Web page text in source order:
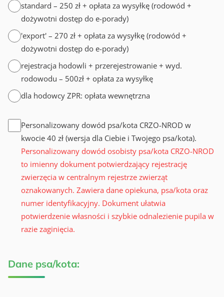
standard – 250 zł + opłata za wysyłkę (rodowód +
dożywotni dostęp do e-porady)
'export' – 270 zł + opłata za wysyłkę (rodowód +
dożywotni dostęp do e-porady)
rejestracja hodowli + przerejestrowanie + wyd.
rodowodu – 500zł + opłata za wysyłkę
dla hodowcy ZPR: opłata wewnętrzna
Personalizowany dowód psa/kota CRZO-NROD w
kwocie 40 zł (wersja dla Ciebie i Twojego psa/kota).
Personalizowany dowód osobisty psa/kota CRZO-NROD
to imienny dokument potwierdzający rejestrację
zwierzęcia w centralnym rejestrze zwierząt
oznakowanych. Zawiera dane opiekuna, psa/kota oraz
numer identyfikacyjny. Dokument ułatwia
potwierdzenie własności i szybkie odnalezienie pupila w
razie zaginięcia.
Dane psa/kota: